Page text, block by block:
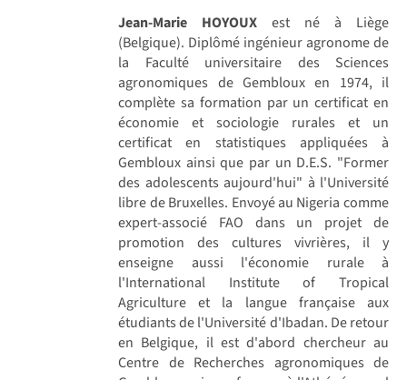
Jean-Marie HOYOUX est né à Liège
(Belgique). Diplômé ingénieur agronome de
la Faculté universitaire des Sciences
agronomiques de Gembloux en 1974, il
complète sa formation par un certificat en
économie et sociologie rurales et un
certificat en statistiques appliquées à
Gembloux ainsi que par un D.E.S. "Former
des adolescents aujourd'hui" à l'Université
libre de Bruxelles. Envoyé au Nigeria comme
expert-associé FAO dans un projet de
promotion des cultures vivrières, il y
enseigne aussi l'économie rurale à
l'International Institute of Tropical
Agriculture et la langue française aux
étudiants de l'Université d'Ibadan. De retour
en Belgique, il est d'abord chercheur au
Centre de Recherches agronomiques de